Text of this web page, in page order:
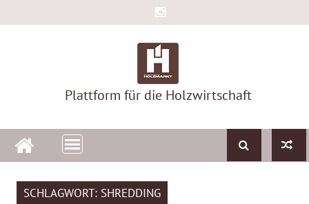
to
Plattform für die Holzwirtschaft
SCHLAGWORT: SHREDDING